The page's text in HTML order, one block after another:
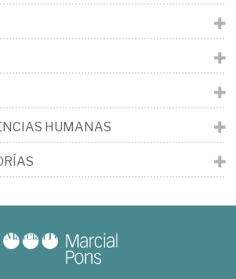
HUMANAS